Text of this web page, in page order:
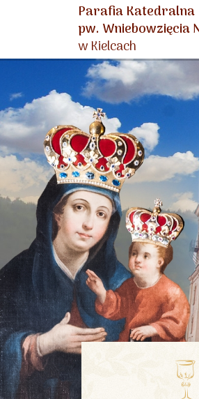
Parafia Katedralna
pw. Wniebowzięcia
w Kielcach